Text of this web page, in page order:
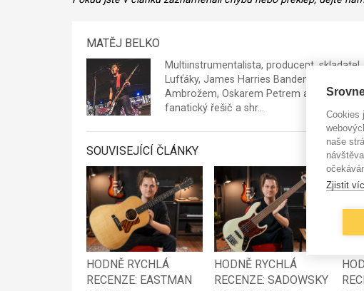
MATĚJ BELKO
Multiinstrumentalista, producent,
Lufťáky, James Harries Bandem, dříve s
Ambrožem, Oskarem Petrem a mnoha
fanatický řešič a shr…
SOUVISEJÍCÍ ČLÁNKY
HODNĚ RYCHLÁ
RECENZE: EASTMAN
HODNĚ RYCHLÁ
RECENZE: SADOWSKY
Cookies
naše
Zjistit